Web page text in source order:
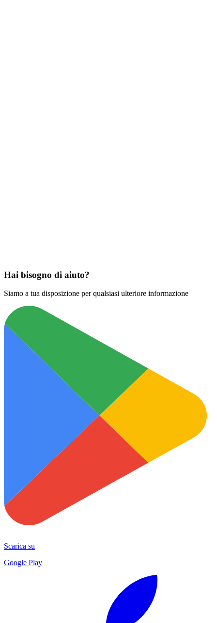
Hai bisogno di aiuto?
Siamo a tua disposizione per qualsiasi ulteriore informazione
Scarica su
Google Play